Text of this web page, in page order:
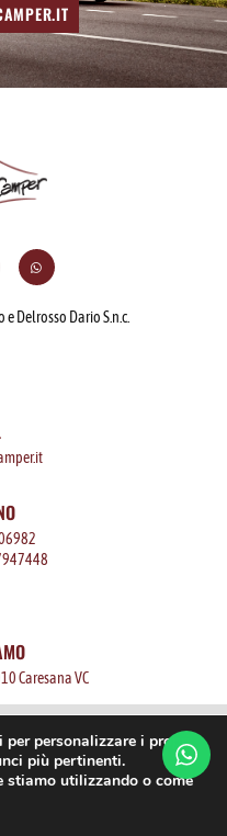
Delrosso Dario S.n.c.
Caresana VC
Assistenza camper
personalizzare i propri
più pertinenti.
stiamo utilizzando o come